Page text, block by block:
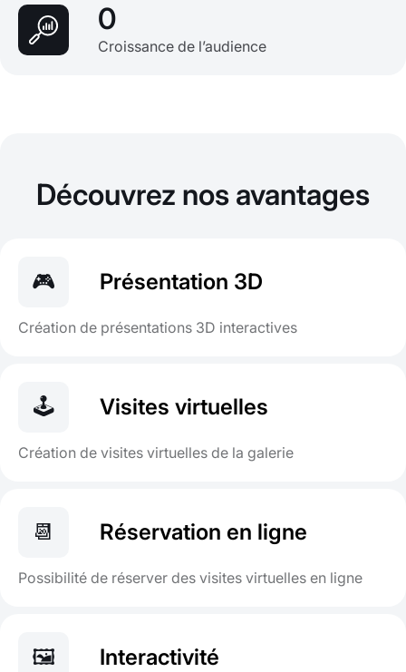
0
Croissance de l’audience
Découvrez nos avantages
🎮 Présentation 3D
Création de présentations 3D interactives
🕹 Visites virtuelles
Création de visites virtuelles de la galerie
📆 Réservation en ligne
Possibilité de réserver des visites virtuelles en ligne
🖼 Interactivité